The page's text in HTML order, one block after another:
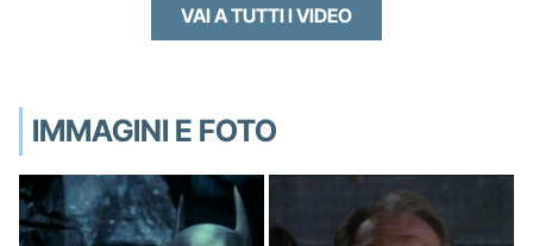
VAI A TUTTI I VIDEO
IMMAGINI E FOTO